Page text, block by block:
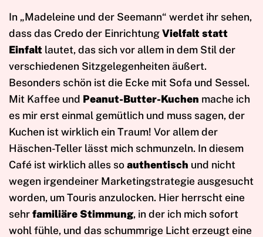
In „Madeleine und der Seemann“ werdet ihr sehen,
dass das Credo der EinrichtungVielfalt statt
Einfalt lautet, das sich vor allem in dem Stil der
verschiedenen Sitzgelegenheiten äußert.
Besonders schön ist die Ecke mit Sofa und Sessel.
Mit Kaffee und Peanut-Butter-Kuchen mache ich
es mir erst einmal gemütlich und muss sagen, der
Kuchen ist wirklich ein Traum! Vor allem der
Häschen-Teller lässt mich schmunzeln. In diesem
Café ist wirklich alles soauthentisch und nicht
wegen irgendeiner Marketingstrategie ausgesucht
worden, um Touris anzulocken. Hier herrscht eine
sehrfamiliäre Stimmung, in der ich mich sofort
wohl fühle, und das schummrige Licht erzeugt eine